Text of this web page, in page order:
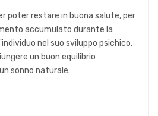
poter restare in buona salute, per
accumulato durante la
nel suo sviluppo psichico.
un buon equilibrio
sonno naturale.